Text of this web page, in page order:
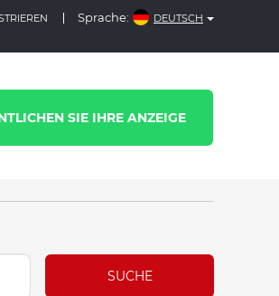
Sprache: DEUTSCH
SIE IHRE ANZEIGE
SUCHE